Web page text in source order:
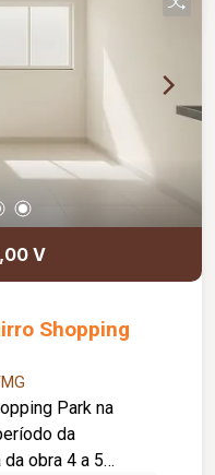
V
Shopping
Park na
da
obra 4 a 5